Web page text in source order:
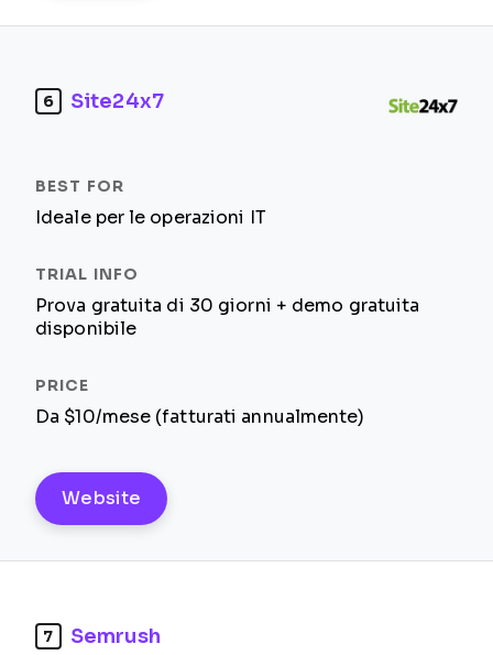
6 Site24x7
Ideale per le operazioni IT
Prova gratuita di 30 giorni + demo gratuita
disponibile
Da $10/mese (fatturati annualmente)
Website
7 Semrush